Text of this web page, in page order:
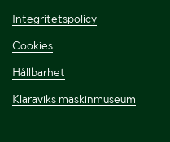
Integritetspolicy
Cookies
Hållbarhet
Klaraviks maskinmuseum